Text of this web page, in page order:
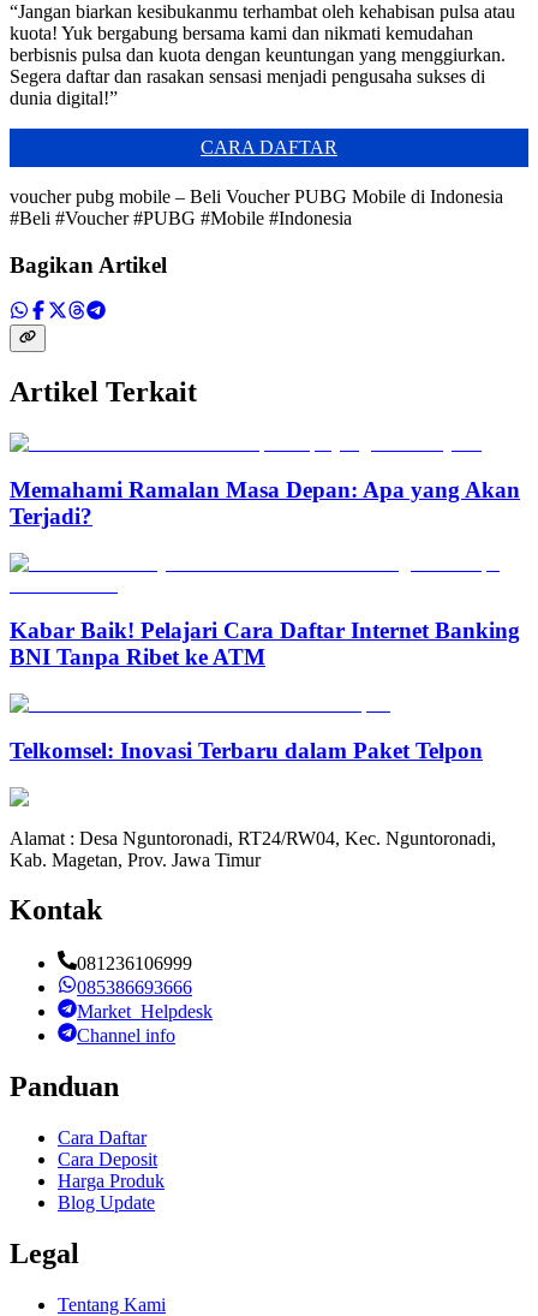
“Jangan biarkan kesibukanmu terhambat oleh kehabisan pulsa atau
kuota! Yuk bergabung bersama kami dan nikmati kemudahan
berbisnis pulsa dan kuota dengan keuntungan yang menggiurkan.
Segera daftar dan rasakan sensasi menjadi pengusaha sukses di
dunia digital!”
CARA DAFTAR
voucher pubg mobile – Beli Voucher PUBG Mobile di Indonesia
#Beli #Voucher #PUBG #Mobile #Indonesia
Bagikan Artikel
Artikel Terkait
Memahami Ramalan Masa Depan: Apa yang Akan
Terjadi?
Kabar Baik! Pelajari Cara Daftar Internet Banking
BNI Tanpa Ribet ke ATM
Telkomsel: Inovasi Terbaru dalam Paket Telpon
Alamat : Desa Nguntoronadi, RT24/RW04, Kec. Nguntoronadi,
Kab. Magetan, Prov. Jawa Timur
Kontak
081236106999
085386693666
Market_Helpdesk
Channel info
Panduan
Cara Daftar
Cara Deposit
Harga Produk
Blog Update
Legal
Tentang Kami